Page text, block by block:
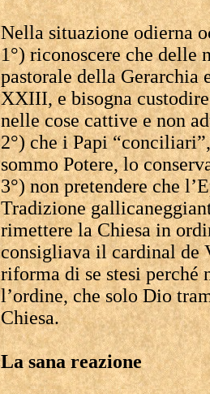
Nella situazione odierna
1°) riconoscere che
pastorale della Gerarchia
XXIII, e bisogna
nelle cose cattive e non
2°) che i Papi
sommo Potere, lo
3°) non pretendere che
Tradizione
rimettere la Chiesa in
consigliava il cardinal de
riforma di se stesi
l’ordine, che solo Dio
Chiesa.
La sana reazione